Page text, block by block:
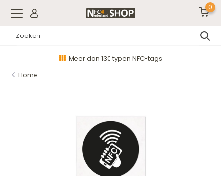
0
Meer dan 130 typen NFC-tags
Home